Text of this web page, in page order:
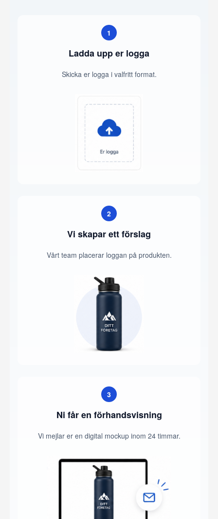
1
Ladda upp er logga
Skicka er logga i valfritt format.
2
Vi skapar ett förslag
Vårt team placerar loggan på produkten.
3
Ni får en förhandsvisning
Vi mejlar er en digital mockup inom 24 timmar.